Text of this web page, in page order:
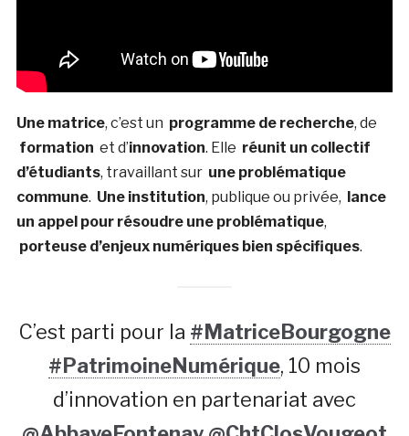
Une matrice, c’est un programme de recherche, de
formation et d’innovation. Elle réunit un collectif
d’étudiants, travaillant sur une problématique
commune. Une institution, publique ou privée,
lance
un appel pour résoudre une problématique,
porteuse d’enjeux numériques bien spécifiques.
C’est parti pour la #MatriceBourgogne
#PatrimoineNumérique, 10 mois
d’innovation en partenariat avec